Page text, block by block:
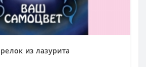
из лазурита